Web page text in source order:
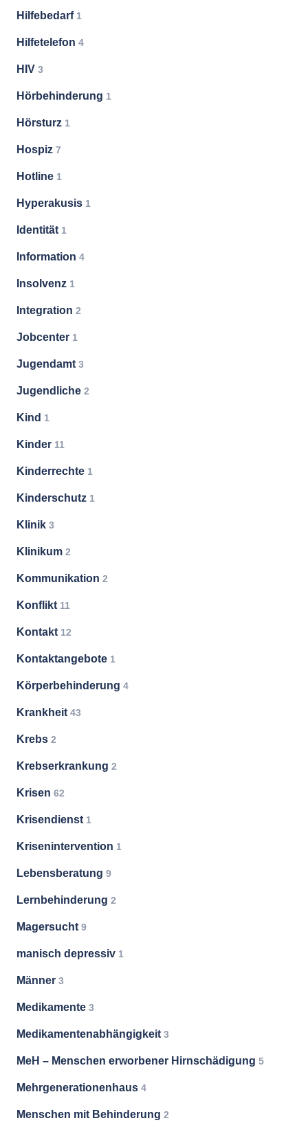
Hilfebedarf 1
Hilfetelefon 4
HIV 3
Hörbehinderung 1
Hörsturz 1
Hospiz 7
Hotline 1
Hyperakusis 1
Identität 1
Information 4
Insolvenz 1
Integration 2
Jobcenter 1
Jugendamt 3
Jugendliche 2
Kind 1
Kinder 11
Kinderrechte 1
Kinderschutz 1
Klinik 3
Klinikum 2
Kommunikation 2
Konflikt 11
Kontakt 12
Kontaktangebote 1
Körperbehinderung 4
Krankheit 43
Krebs 2
Krebserkrankung 2
Krisen 62
Krisendienst 1
Krisenintervention 1
Lebensberatung 9
Lernbehinderung 2
Magersucht 9
manisch depressiv 1
Männer 3
Medikamente 3
Medikamentenabhängigkeit 3
MeH – Menschen erworbener Hirnschädigung 5
Mehrgenerationenhaus 4
Menschen mit Behinderung 2